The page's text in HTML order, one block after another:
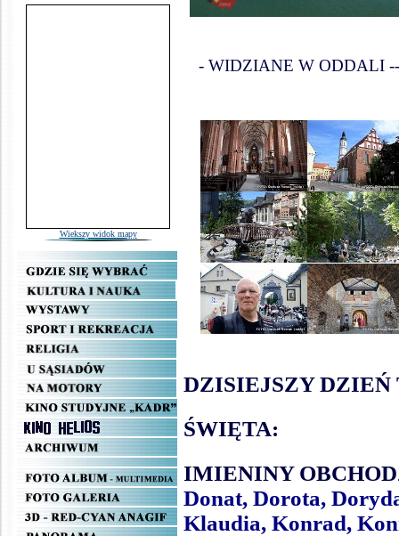
Wiekszy widok mapy
- WIDZIANE W ODDALI
DZISIEJSZY
ŚWIĘTA:
IMIENINY
Donat, Dorota,
Klaudia, Konrad,